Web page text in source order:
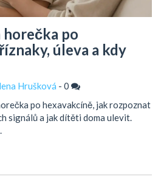
po
úleva a kdy
Hrušková - 0
po hexavakcíně, jak rozpoznat
signálů a jak dítěti doma ulevit.